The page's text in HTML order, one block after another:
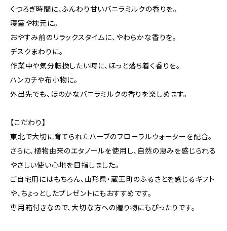
くつろぎ時間に、ふんわり甘いバニラミルクの香りを。
寝室や枕元に。
おやすみ前のリラックスタイムに、やわらかな香りを。
デスクまわりに。
作業中や気分転換したい時に、ほっと落ち着く香りを。
ハンカチや布小物に。
外出先でも、ほのかなバニラミルクの香りを楽しめます。
【こだわり】
東北で大切に育てられたハーブのフローラルウォーターを配合。
さらに、植物由来のエタノールを使用し、自然の恵みを感じられる
やさしい使い心地を目指しました。
ご自宅用にはもちろん、山形県・蔵王町のふるさとを感じるギフト
や、ちょっとしたプレゼントにもおすすめです。
専用箱付きなので、大切な方への贈り物にもぴったりです。